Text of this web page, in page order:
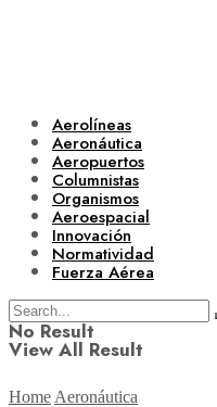
Aerolíneas
Aeronáutica
Aeropuertos
Columnistas
Organismos
Aeroespacial
Innovación
Normatividad
Fuerza Aérea
No Result
View All Result
Home Aeronáutica